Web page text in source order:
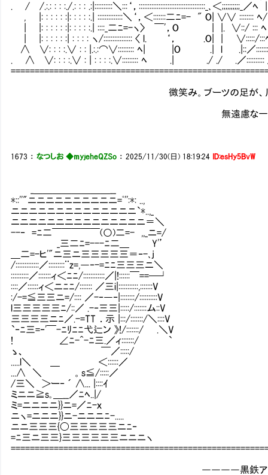
. / /.:.: : : :./.: : : .:|::::::::::＼:::‘，:::::::::::::::::::::::::::::::::::::_､＜;;;;;;;;;;_／ﾍ |
, |: : : : : :|: : : : :.| ::::::::::::::＼‘，＜:::::::二ﾆ=- " O| ∨∨ :::::::: ﾍ/
| |: : : : : :|: : : : :.| ::::_二ﾆ=-ヽ〉 ￣'，O | |. ∨::/ ::: ﾍ
| |: : : : : :| : : : : ヽ/:::::::::::::::: 〈 l. ‘， .O| | ∨:::::/:::
∧ ∨: : : :.∨ : : |.:.:⌒∨::::::::: ﾍ| |O .| l .|::／
. ∧ ∨: : : :.∨ : | : : : :.∨::::::::: ﾍ .| ./ ./ .／::::::::::
微笑み。ブーツの足が、川べりの
無遠慮な一歩
1673 ：なつしお ◆myjeheQZSo ：2025/11/30(日) 18:19:24 ID:esHy5BvW
*::''"ニニニニニニニニニニ=ﾟ'':*: ..,
ニニニニニニニニニニニニニニ`*..,_
ニニニニニニニニニニニニニニニ＝＼
--‐ =ﾆ二￣￣￣￣￣(○)二=- ,,_ニ=/
_三二ﾆ=---ﾆ二＿ Y'’
＿二=-ヒ'"ニ三ニ三三三三三＝‐-､j
/:::::::::::::／:::::::::¨z=,―‐-=ﾆﾆ三三三ニ＼
::::::::::／:::::::ィ＜ﾆﾆ/::::::::::::／|!::::::￣==─┘
::::／::::::ィ＜ニﾆﾆ/::::::: ／三i|:::::::::::,:::::::V
:/-=≦三三ニ=/:::: ／-‐―‐|::::::::/::::::::::V
l三三三三三ﾆ/::／ .-‐三三|:::::/:::::::ム::V
三三三三ニﾆ／.-=TT ．示 |:::/:::::::/＼::::V
`‐ﾆ三=‐'￣-ﾆﾘﾆﾆ弋辷ン 》!/:::::::/ .＼V
! ∠ﾆ-^-ﾆ三.／ィ:::::::/ `
ゝ、 ￣／:::::/
.....l＼ ＿ ＜::::::／
...∧ ＼ 。s≦/:::::／
/三＼ ＞ー‐ ´ ∧... |::::ｲ
ミニニ≧s｡＿__／ﾆﾍ..|/
ミ=ニニニニ}}ニ=／ﾆ-ｘ
ニヽ=ニニニ}}ニ-ニニニﾆ-.....
ニニ三三三{〇三三三三三ニﾆ‐
=ﾆ三ニ三三}三三三三三三ニニニヽ
――――黒鉄アルトの手